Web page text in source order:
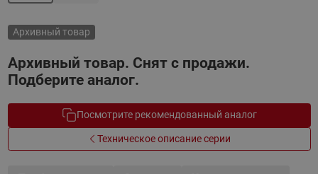
Архивный товар
Архивный товар. Снят с продажи.
Подберите аналог.
Посмотрите рекомендованный аналог
Техническое описание серии